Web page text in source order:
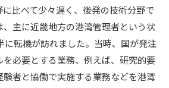
に比べて少々遅く、後発の技術分野で
、主に近畿地方の港湾管理者という状
に転機が訪れました。当時、国が発注
を必要とする業務、例えば、研究的要
験者と協働で実施する業務などを港湾